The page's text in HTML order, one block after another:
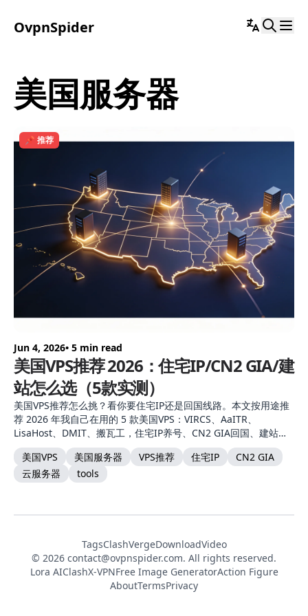
OvpnSpider
美国服务器
📌 推荐
Jun 4, 2026• 5 min read
美国VPS推荐 2026：住宅IP/CN2 GIA/建
站怎么选（5款实测）
美国VPS推荐怎么挑？看你要住宅IP还是回国线路。本文按用途推
荐 2026 年我自己在用的 5 款美国VPS：VIRCS、AaITR、
LisaHost、DMIT、搬瓦工，住宅IP养号、CN2 GIA回国、建站各
有对口，附选购建议。
美国VPS 美国服务器 VPS推荐 住宅IP
CN2 GIA
云服务器
tools
TagsClashVergeDownloadVideo
© 2026 contact@ovpnspider.com. All rights reserved.
Lora AIClashX-VPNFree Image GeneratorAction Figure
AboutTermsPrivacy